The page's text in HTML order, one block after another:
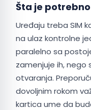
Šta je potrebno
Uređaju treba SIM
na ulaz kontrolne
paralelno sa
zamenjuje ih, nego
otvaranja.
dovoljnim rokom
kartica ume da